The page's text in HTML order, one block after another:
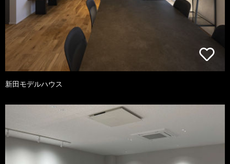
新田モデルハウス